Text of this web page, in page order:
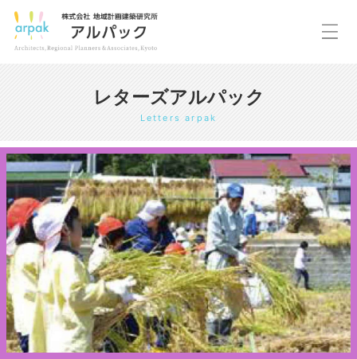
レターズアルパック
Letters arpak